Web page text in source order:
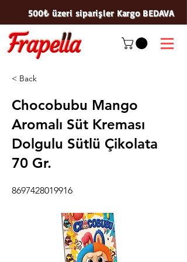
500₺ üzeri siparişler Kargo BEDAVA
< Back
Chocobubu Mango
Aromalı Süt Kreması
Dolgulu Sütlü Çikolata
70 Gr.
8697428019916